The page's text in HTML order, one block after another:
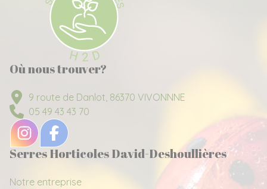
Où nous trouver?
9 route de Danlot, 86370 VIVONNNE
05 49 43 43 70
Serres Horticoles David-Deshoullières
Notre entreprise